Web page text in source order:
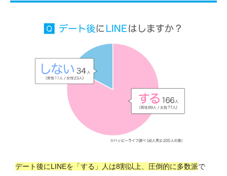
デート後にLINEを「する」人は8割以上、圧倒的に多数派で